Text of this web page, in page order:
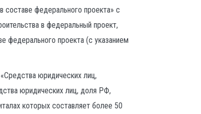
составе федерального проекта» с
в федеральный проект,
федерального проекта (с указанием
юридических лиц,
юридических лиц, доля РФ,
которых составляет более 50